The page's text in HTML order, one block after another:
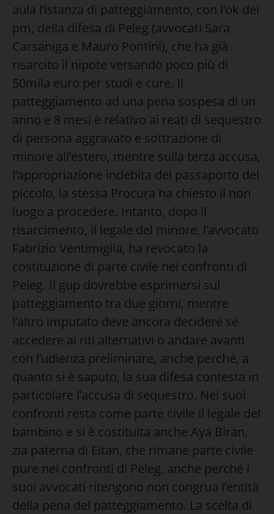
aula l’istanza di patteggiamento, con l’ok dei
pm, della difesa di Peleg (avvocati Sara
Carsaniga e Mauro Pontini), che ha già
risarcito il nipote versando poco più di
50mila euro per studi e cure. Il
patteggiamento ad una pena sospesa di un
anno e 8 mesi è relativo ai reati di sequestro
di persona aggravato e sottrazione di
minore all’estero, mentre sulla terza accusa,
l’appropriazione indebita del passaporto del
piccolo, la stessa Procura ha chiesto il non
luogo a procedere. Intanto, dopo il
risarcimento, il legale del minore, l’avvocato
Fabrizio Ventimiglia, ha revocato la
costituzione di parte civile nei confronti di
Peleg. Il gup dovrebbe esprimersi sul
patteggiamento tra due giorni, mentre
l’altro imputato deve ancora decidere se
accedere ai riti alternativi o andare avanti
con l’udienza preliminare, anche perché, a
quanto si è saputo, la sua difesa contesta in
particolare l’accusa di sequestro. Nei suoi
confronti resta come parte civile il legale del
bambino e si è costituita anche Aya Biran,
zia paterna di Eitan, che rimane parte civile
pure nei confronti di Peleg, anche perché i
suoi avvocati ritengono non congrua l’entità
della pena del patteggiamento. La scelta di